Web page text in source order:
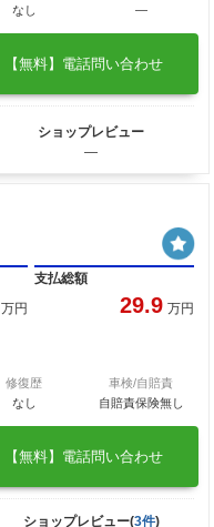
なし
―
【無料】電話問い合わせ
ショップレビュー
―
万円
支払総額
29.9 万円
修復歴
なし
車検/自賠責
自賠責保険無し
【無料】電話問い合わせ
ショップレビュー(3件)